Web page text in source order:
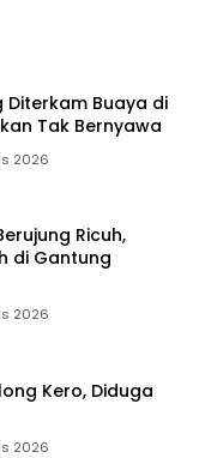
Diterkam Buaya di
Tak Bernyawa
2026
Ricuh,
di Gantung
2026
Kero, Diduga
2026